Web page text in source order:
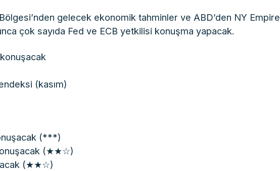
gelecek ekonomik tahminler ve ABD’den NY Empire
çok sayıda Fed ve ECB yetkilisi konuşma yapacak.
(kasım)
(***)
(★★☆)
(★★☆)